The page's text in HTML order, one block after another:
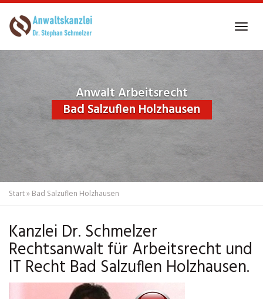
to
Anwalt Arbeitsrecht
Bad Salzuflen Holzhausen
Start» Bad Salzuflen Holzhausen
Kanzlei Dr. Schmelzer
Rechtsanwalt für Arbeitsrecht und
IT Recht Bad Salzuflen Holzhausen.